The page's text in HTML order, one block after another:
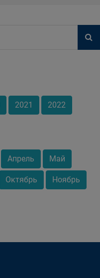
2021 2022
Апрель Май
Октябрь Ноябрь